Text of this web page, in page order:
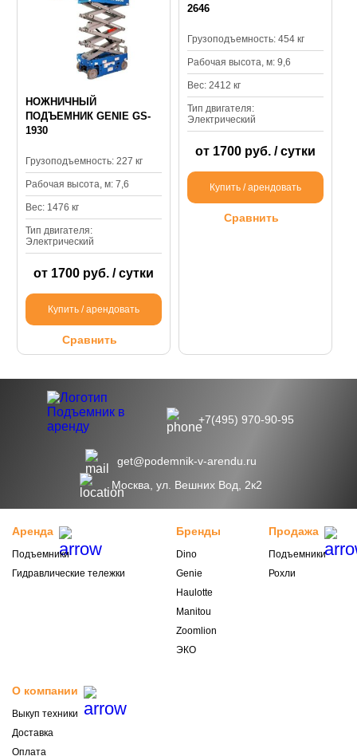
НОЖНИЧНЫЙ
ПОДЪЕМНИК GENIE GS-
1930
Грузоподъемность: 227 кг
Рабочая высота, м: 7,6
Вес: 1476 кг
Тип двигателя:
Электрический
от 1700 руб. / сутки
Купить / арендовать
Сравнить
2646
Грузоподъемность: 454 кг
Рабочая высота, м: 9,6
Вес: 2412 кг
Тип двигателя:
Электрический
от 1700 руб. / сутки
Купить / арендовать
Сравнить
+7(495) 970-90-95
get@podemnik-v-arendu.ru
Москва, ул. Вешних Вод, 2к2
Аренда
Подъемники
Гидравлические тележки
Бренды
Dino
Genie
Haulotte
Manitou
Zoomlion
ЭКО
Продажа
Подъемники
Рохли
О компании
Выкуп техники
Доставка
Оплата